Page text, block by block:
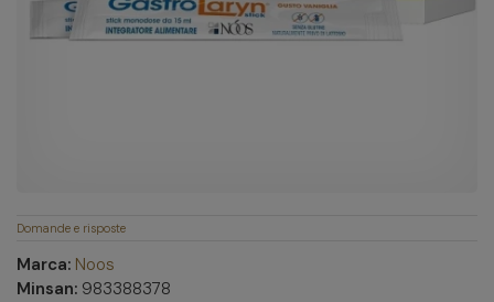
Domande e risposte
Marca: Noos
Minsan: 983388378